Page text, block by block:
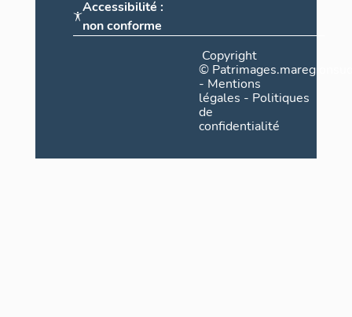
Accessibilité :
non conforme
Copyright
©
- Mentions
légales - Politiques
de
confidentialité